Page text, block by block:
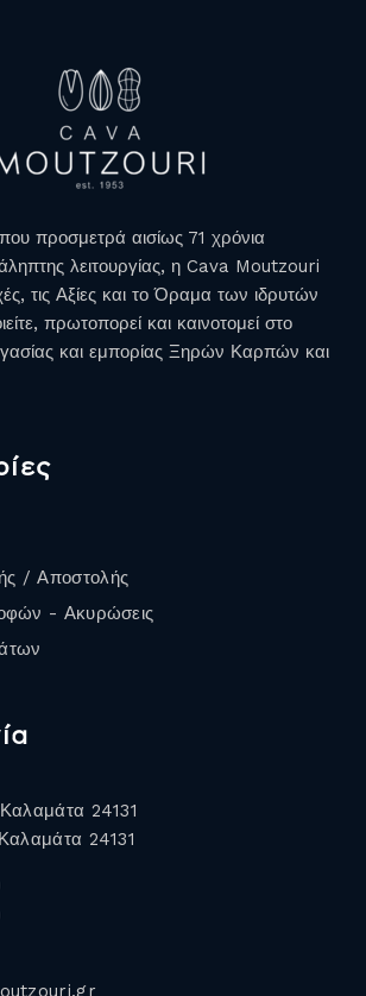
προσμετρά αισίως 71 χρόνια
λειτουργίας, η Cava Moutzouri
τις Αξίες και το Όραμα των ιδρυτών
πρωτοπορεί και καινοτομεί στο
και εμπορίας Ξηρών Καρπών και
/ Αποστολής
- Ακυρώσεις
24131
24131